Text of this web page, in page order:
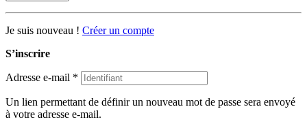
Je suis nouveau ! Créer un compte
S’inscrire
Adresse e-mail *
Un lien permettant de définir un nouveau mot de passe sera envoyé
à votre adresse e-mail.